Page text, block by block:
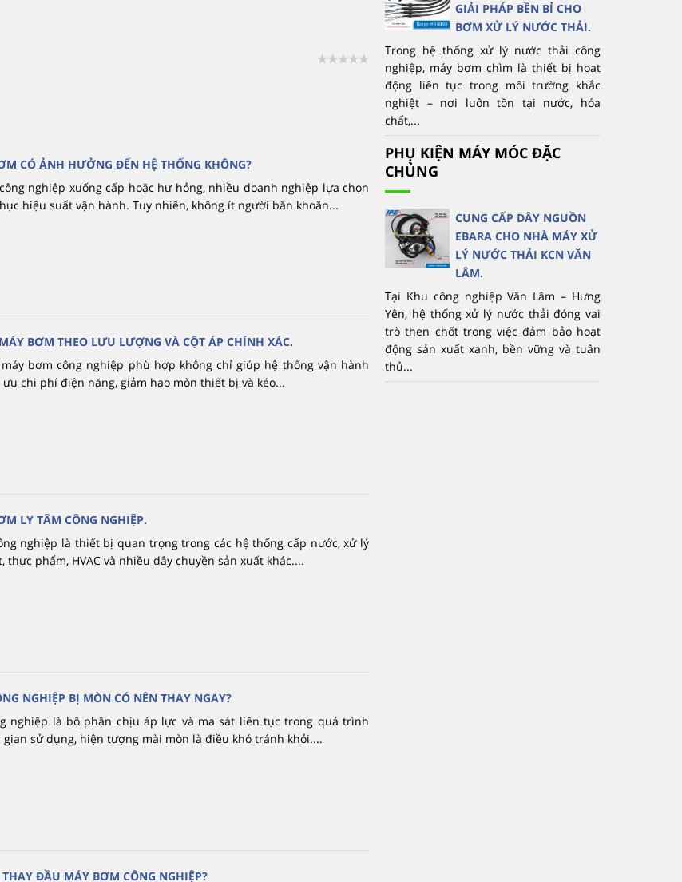
CÓ ẢNH HƯỞNG ĐẾN HỆ THỐNG KHÔNG?
nghiệp xuống cấp hoặc hư hỏng, nhiều doanh nghiệp lựa chọn
hiệu suất vận hành. Tuy nhiên, không ít người băn khoăn...
BƠM THEO LƯU LƯỢNG VÀ CỘT ÁP CHÍNH XÁC.
bơm công nghiệp phù hợp không chỉ giúp hệ thống vận hành
chi phí điện năng, giảm hao mòn thiết bị và kéo...
LY TÂM CÔNG NGHIỆP.
nghiệp là thiết bị quan trọng trong các hệ thống cấp nước, xử lý
thực phẩm, HVAC và nhiều dây chuyền sản xuất khác....
NGHIỆP BỊ MÒN CÓ NÊN THAY NGAY?
nghiệp là bộ phận chịu áp lực và ma sát liên tục trong quá trình
sử dụng, hiện tượng mài mòn là điều khó tránh khỏi....
ĐẦU MÁY BƠM CÔNG NGHIỆP?
GIẢI PHÁP BỀN BỈ CHO
BƠM XỬ LÝ NƯỚC THẢI.
Trong hệ thống xử lý nước thải công
nghiệp, máy bơm chìm là thiết bị hoạt
động liên tục trong môi trường khắc
nghiệt – nơi luôn tồn tại nước, hóa
chất,...
PHỤ KIỆN MÁY MÓC ĐẶC
CHỦNG
CUNG CẤP DÂY NGUỒN
EBARA CHO NHÀ MÁY XỬ
LÝ NƯỚC THẢI KCN VĂN
LÂM.
Tại Khu công nghiệp Văn Lâm – Hưng
Yên, hệ thống xử lý nước thải đóng vai
trò then chốt trong việc đảm bảo hoạt
động sản xuất xanh, bền vững và tuân
thủ...